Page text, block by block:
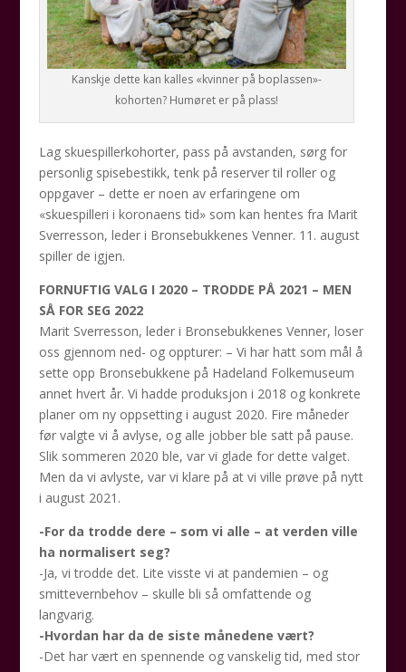
Kanskje dette kan kalles «kvinner på boplassen»-
kohorten? Humøret er på plass!
Lag skuespillerkohorter, pass på avstanden, sørg for
personlig spisebestikk, tenk på reserver til roller og
oppgaver – dette er noen av erfaringene om
«skuespilleri i koronaens tid» som kan hentes fra Marit
Sverresson, leder i Bronsebukkenes Venner. 11. august
spiller de igjen.
FORNUFTIG VALG I 2020 – TRODDE PÅ 2021 – MEN
SÅ FOR SEG 2022
Marit Sverresson, leder i Bronsebukkenes Venner, loser
oss gjennom ned- og oppturer: – Vi har hatt som mål å
sette opp Bronsebukkene på Hadeland Folkemuseum
annet hvert år. Vi hadde produksjon i 2018 og konkrete
planer om ny oppsetting i august 2020. Fire måneder
før valgte vi å avlyse, og alle jobber ble satt på pause.
Slik sommeren 2020 ble, var vi glade for dette valget.
Men da vi avlyste, var vi klare på at vi ville prøve på nytt
i august 2021.
-For da trodde dere – som vi alle – at verden ville
ha normalisert seg?
-Ja, vi trodde det. Lite visste vi at pandemien – og
smittevernbehov – skulle bli så omfattende og
langvarig.
-Hvordan har da de siste månedene vært?
-Det har vært en spennende og vanskelig tid, med stor